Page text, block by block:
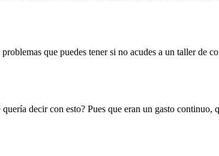
que puedes tener si no acudes a un taller de
decir con esto? Pues que eran un gasto continuo,